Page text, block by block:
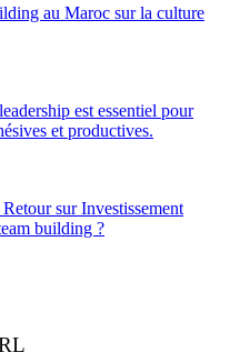
au Maroc sur la culture
est essentiel pour
et productives.
sur Investissement
building ?